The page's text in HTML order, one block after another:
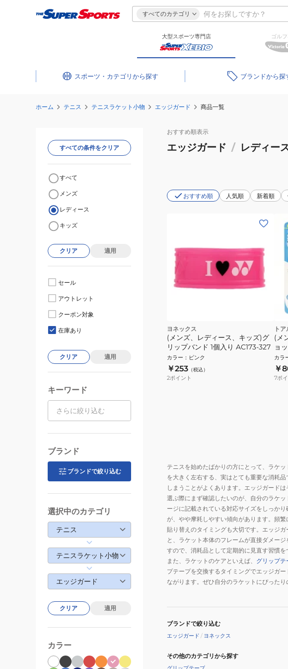
すべてのカテゴリ
大型スポーツ専門店 ゴル
スポーツ・カテゴリ ブランド
ホーム テニス テニスラケット小物 エッジガード 商品一覧
おすすめ順表示
エッジガード / レディー
おすすめ順 人気順 新着順
ヨネックス
(メンズ、レディース、キッズ)グ
リップバンド 1個入り AC173-327
カラー ： ピンク
￥253 （税込）
2ポイント
ト
(メ
ョ
カラ
￥
7ポ
テニスを始めたばかりの方にとって、ラケ
を大きく左右する、実はとても重要な消耗
しまうことがよくあります。エッジガード
選ぶ際にまず確認したいのが、自分のラケ
ージに記載されている対応サイズをしっか
が、やや摩耗しやすい傾向があります。頻
貼り替えのタイミングも大切です。エッジ
と、ラケット本体のフレームが直接ダメー
すので、消耗品として定期的に見直す習慣を
また、ラケットのケアといえば、 グリップテ
プテープを交換するタイミングでエッジガ
ながります。ぜひ自分のラケットにぴったり
ブランドで絞り込む
エッジガード / ヨネックス
その他のカテゴリから探す
すべての条件をクリア
すべて
メンズ
レディース
キッズ
クリア 適用
セール
アウトレット
クーポン対象
在庫あり
クリア 適用
キーワード
ブランド
ブランドで絞り込む
選択中のカテゴリ
テニス
テニスラケット小物
エッジガード
クリア 適用
カラー